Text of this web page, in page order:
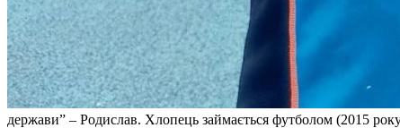
держави” – Родислав. Хлопець займається футболом (2015